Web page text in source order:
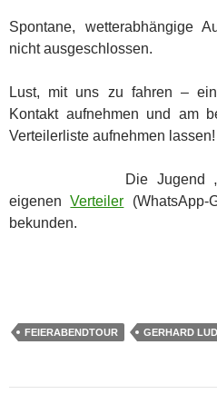
Spontane, wetterabhängige
nicht ausgeschlossen.
Lust, mit uns zu fahren –
Kontakt aufnehmen und am
Verteilerliste aufnehmen lassen!
Die Jugend
eigenenVerteiler (WhatsApp-
bekunden.
FEIERABENDTOUR GERHARD